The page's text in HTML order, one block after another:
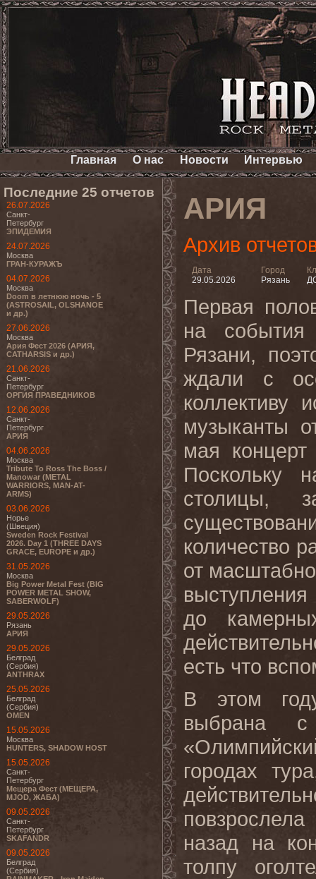
Главная О нас Новости Интервью
Последние 25 отчетов
26.07.2026
Санкт-
Петербург
ЭПИДЕМИЯ
24.07.2026
Москва
ГРАН-КУРАЖЪ
04.07.2026
Москва
Doom в летнюю ночь - 5
(ASTROSAIL, OLSHANOE
и др.)
27.06.2026
Москва
Ария Фест 2026 (АРИЯ,
CATHARSIS и др.)
21.06.2026
Санкт-
Петербург
ОРГИЯ ПРАВЕДНИКОВ
12.06.2026
Санкт-
Петербург
АРИЯ
04.06.2026
Москва
Tribute To Ross The Boss /
Manowar (METAL
WARRIORS, MAN-AT-
ARMS)
03.06.2026
Норье
(Швеция)
Sweden Rock Festival
2026. Day 1 (THREE DAYS
GRACE, EUROPE и др.)
31.05.2026
Москва
Big Power Metal Fest (BIG
POWER METAL SHOW,
SABERWOLF)
29.05.2026
Рязань
АРИЯ
29.05.2026
Белград
(Сербия)
ANTHRAX
25.05.2026
Белград
(Сербия)
OMEN
15.05.2026
Москва
HUNTERS, SHADOW HOST
15.05.2026
Санкт-
Петербург
Мещера Фест (МЕЩЕРА,
MJOD, ЖАБА)
09.05.2026
Санкт-
Петербург
SKAFANDR
09.05.2026
Белград
(Сербия)
АРИЯ
Архив
Дата
29.05.2026
Город
Рязань
Первая
на
Рязани,
ждали с
коллективу
музыканты
мая
Поскольку
столицы,
количество
от
до
есть что
В этом
выбрана
городах
назад на
толпу